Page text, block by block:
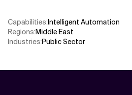
Capabilities:Intelligent Automation
Regions:Middle East
Industries:Public Sector​